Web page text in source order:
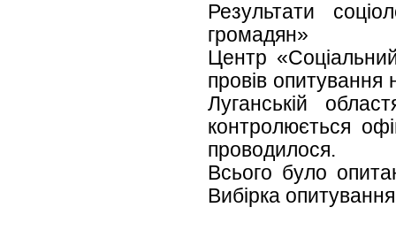
Результати
громадян»
Центр
провів опитування
Луганській
контролюється
проводилося.
Всього було
Вибірка